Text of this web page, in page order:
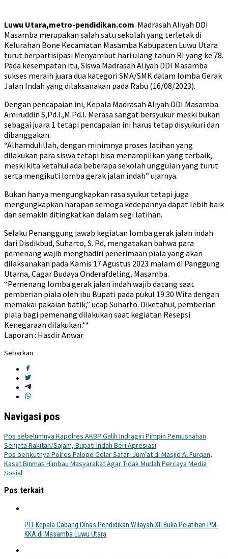
Luwu Utara,metro-pendidikan.com. Madrasah Aliyah DDI
Masamba merupakan salah satu sekolah yang terletak di
Kelurahan Bone Kecamatan Masamba Kabupaten Luwu Utara
turut berpartisipasi Menyambut hari ulang tahun RI yang ke 78.
Pada kesempatan itu, Siswa Madrasah Aliyah DDI Masamba
sukses meraih juara dua kategori SMA/SMK dalam lomba Gerak
Jalan Indah yang dilaksanakan pada Rabu (16/08/2023).
Dengan pencapaian ini, Kepala Madrasah Aliyah DDI Masamba
Amiruddin S,Pd.I.,M.Pd.I. Merasa sangat bersyukur meski bukan
sebagai juara 1 tetapi pencapaian ini harus tetap disyukuri dan
dibanggakan.
“Alhamdulillah, dengan minimnya proses latihan yang
dilakukan para siswa tetapi bisa menampilkan yang terbaik,
meski kita ketahui ada beberapa sekolah unggulan yang turut
serta mengikuti lomba gerak jalan indah” ujarnya.
Bukan hanya mengungkapkan rasa syukur tetapi juga
mengungkapkan harapan semoga kedepannya dapat lebih baik
dan semakin ditingkatkan dalam segi latihan.
Selaku Penanggung jawab kegiatan lomba gerak jalan indah
dari Disdikbud, Suharto, S. Pd, mengatakan bahwa para
pemenang wajib menghadiri penerimaan piala yang akan
dilaksanakan pada Kamis 17 Agustus 2023 malam di Panggung
Utama, Cagar Budaya Onderafdeling, Masamba.
“Pemenang lomba gerak jalan indah wajib datang saat
pemberian piala oleh ibu Bupati pada pukul 19.30 Wita dengan
memakai pakaian batik,” ucap Suharto. Diketahui, pemberian
piala bagi pemenang dilakukan saat kegiatan Resepsi
Kenegaraan dilakukan.**
Laporan : Hasdir Anwar
Sebarkan
Navigasi pos
Pos sebelumnya Kapolres AKBP Galih Indragiri Pimpin Pemusnahan
Senjata Rakitan/Sajam, Bupati Indah Beri Apresiasi
Pos berikutnya Polres Palopo Gelar Safari Jum’at di Masjid Al Furqan,
Kasat Binmas Himbau Masyarakat Agar Tidak Mudah Percaya Media
Sosial
Pos terkait
PLT Kepala Cabang Dinas Pendidikan Wilayah XII Buka Pelatihan PM-
KKA di Masamba Luwu Utara